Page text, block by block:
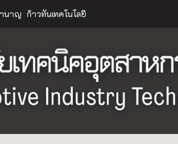
นาญ ก้าวทันเทคโนโลยี